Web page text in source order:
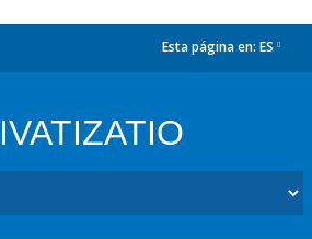
Esta página en: ES